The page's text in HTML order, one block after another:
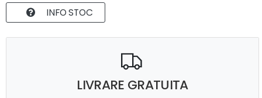
INFO STOC
LIVRARE GRATUITA